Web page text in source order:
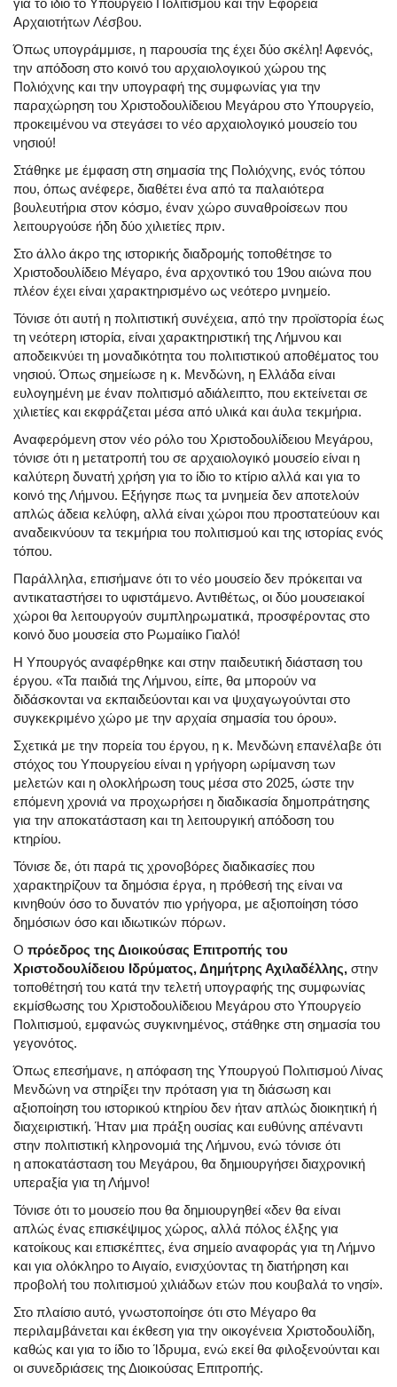
για το ίδιο το Υπουργείο Πολιτισμού και την Εφορεία
Αρχαιοτήτων Λέσβου.
Όπως υπογράμμισε, η παρουσία της έχει δύο σκέλη! Αφενός,
την απόδοση στο κοινό του αρχαιολογικού χώρου της
Πολιόχνης και την υπογραφή της συμφωνίας για την
παραχώρηση του Χριστοδουλίδειου Μεγάρου στο Υπουργείο,
προκειμένου να στεγάσει το νέο αρχαιολογικό μουσείο του
νησιού!
Στάθηκε με έμφαση στη σημασία της Πολιόχνης, ενός τόπου
που, όπως ανέφερε, διαθέτει ένα από τα παλαιότερα
βουλευτήρια στον κόσμο, έναν χώρο συναθροίσεων που
λειτουργούσε ήδη δύο χιλιετίες πριν.
Στο άλλο άκρο της ιστορικής διαδρομής τοποθέτησε το
Χριστοδουλίδειο Μέγαρο, ένα αρχοντικό του 19ου αιώνα που
πλέον έχει είναι χαρακτηρισμένο ως νεότερο μνημείο.
Τόνισε ότι αυτή η πολιτιστική συνέχεια, από την προϊστορία έως
τη νεότερη ιστορία, είναι χαρακτηριστική της Λήμνου και
αποδεικνύει τη μοναδικότητα του πολιτιστικού αποθέματος του
νησιού. Όπως σημείωσε η κ. Μενδώνη, η Ελλάδα είναι
ευλογημένη με έναν πολιτισμό αδιάλειπτο, που εκτείνεται σε
χιλιετίες και εκφράζεται μέσα από υλικά και άυλα τεκμήρια.
Αναφερόμενη στον νέο ρόλο του Χριστοδουλίδειου Μεγάρου,
τόνισε ότι η μετατροπή του σε αρχαιολογικό μουσείο είναι η
καλύτερη δυνατή χρήση για το ίδιο το κτίριο αλλά και για το
κοινό της Λήμνου. Εξήγησε πως τα μνημεία δεν αποτελούν
απλώς άδεια κελύφη, αλλά είναι χώροι που προστατεύουν και
αναδεικνύουν τα τεκμήρια του πολιτισμού και της ιστορίας ενός
τόπου.
Παράλληλα, επισήμανε ότι το νέο μουσείο δεν πρόκειται να
αντικαταστήσει το υφιστάμενο. Αντιθέτως, οι δύο μουσειακοί
χώροι θα λειτουργούν συμπληρωματικά, προσφέροντας στο
κοινό δυο μουσεία στο Ρωμαίικο Γιαλό!
Η Υπουργός αναφέρθηκε και στην παιδευτική διάσταση του
έργου. «Τα παιδιά της Λήμνου, είπε, θα μπορούν να
διδάσκονται να εκπαιδεύονται και να ψυχαγωγούνται στο
συγκεκριμένο χώρο με την αρχαία σημασία του όρου».
Σχετικά με την πορεία του έργου, η κ. Μενδώνη επανέλαβε ότι
στόχος του Υπουργείου είναι η γρήγορη ωρίμανση των
μελετών και η ολοκλήρωση τους μέσα στο 2025, ώστε την
επόμενη χρονιά να προχωρήσει η διαδικασία δημοπράτησης
για την αποκατάσταση και τη λειτουργική απόδοση του
κτηρίου.
Τόνισε δε, ότι παρά τις χρονοβόρες διαδικασίες που
χαρακτηρίζουν τα δημόσια έργα, η πρόθεσή της είναι να
κινηθούν όσο το δυνατόν πιο γρήγορα, με αξιοποίηση τόσο
δημόσιων όσο και ιδιωτικών πόρων.
Ο πρόεδρος της Διοικούσας Επιτροπής του
Χριστοδουλίδειου Ιδρύματος, Δημήτρης Αχιλαδέλλης, στην
τοποθέτησή του κατά την τελετή υπογραφής της συμφωνίας
εκμίσθωσης του Χριστοδουλίδειου Μεγάρου στο Υπουργείο
Πολιτισμού, εμφανώς συγκινημένος, στάθηκε στη σημασία του
γεγονότος.
Όπως επεσήμανε, η απόφαση της Υπουργού Πολιτισμού Λίνας
Μενδώνη να στηρίξει την πρόταση για τη διάσωση και
αξιοποίηση του ιστορικού κτηρίου δεν ήταν απλώς διοικητική ή
διαχειριστική. Ήταν μια πράξη ουσίας και ευθύνης απέναντι
στην πολιτιστική κληρονομιά της Λήμνου, ενώ τόνισε ότι
η αποκατάσταση του Μεγάρου, θα δημιουργήσει διαχρονική
υπεραξία για τη Λήμνο!
Τόνισε ότι το μουσείο που θα δημιουργηθεί «δεν θα είναι
απλώς ένας επισκέψιμος χώρος, αλλά πόλος έλξης για
κατοίκους και επισκέπτες, ένα σημείο αναφοράς για τη Λήμνο
και για ολόκληρο το Αιγαίο, ενισχύοντας τη διατήρηση και
προβολή του πολιτισμού χιλιάδων ετών που κουβαλά το νησί».
Στο πλαίσιο αυτό, γνωστοποίησε ότι στο Μέγαρο θα
περιλαμβάνεται και έκθεση για την οικογένεια Χριστοδουλίδη,
καθώς και για το ίδιο το Ίδρυμα, ενώ εκεί θα φιλοξενούνται και
οι συνεδριάσεις της Διοικούσας Επιτροπής.